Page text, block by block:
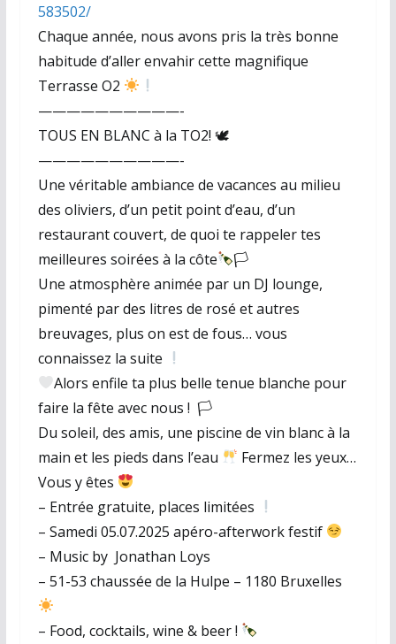
583502/
Chaque année, nous avons pris la très bonne
habitude d’aller envahir cette magnifique
Terrasse O2
——————————-
TOUS EN BLANC à la TO2! 🕊
——————————-
Une véritable ambiance de vacances au milieu
des oliviers, d’un petit point d’eau, d’un
restaurant couvert, de quoi te rappeler tes
meilleures soirées à la côte
🏳
Une atmosphère animée par un DJ lounge,
pimenté par des litres de rosé et autres
breuvages, plus on est de fous… vous
connaissez la suite
Alors enfile ta plus belle tenue blanche pour
faire la fête avec nous ! 🏳
Du soleil, des amis, une piscine de vin blanc à la
main et les pieds dans l’eau
Fermez les yeux…
Vous y êtes
– Entrée gratuite, places limitées
– Samedi 05.07.2025 apéro-afterwork festif
– Music by Jonathan Loys
– 51-53 chaussée de la Hulpe – 1180 Bruxelles
– Food, cocktails, wine & beer !